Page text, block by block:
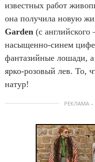
известных работ
она получила новую
Garden (с
насыщенно-синем
фантазийные лошади,
ярко-розовый лев. То,
натур!
РЕКЛАМА